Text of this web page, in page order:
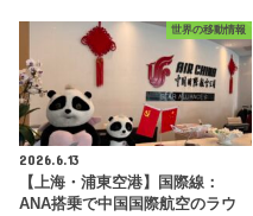
世界の移動情報
2026.6.13
【上海・浦東空港】国際線：
ANA搭乗で中国国際航空のラウ